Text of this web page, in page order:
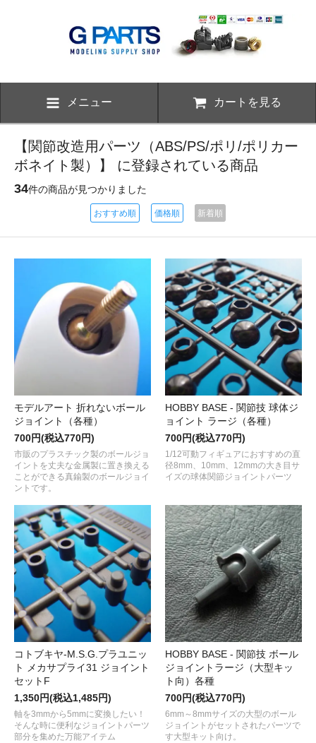
メニュー カートを見る
【関節改造用パーツ（ABS/PS/ポリ/ポリカー
ボネイト製）】 に登録されている商品
34件の商品が見つかりました
おすすめ順 価格順 新着順
モデルアート 折れないボール
ジョイント（各種）
700円(税込770円)
市販のプラスチック製のボールジョ
イントを丈夫な金属製に置き換える
ことができる真鍮製のボールジョイ
ントです。
HOBBY BASE - 関節技 球体ジ
ョイント ラージ（各種）
700円(税込770円)
1/12可動フィギュアにおすすめの直
径8mm、10mm、12mmの大き目サ
イズの球体関節ジョイントパーツ
コトブキヤ-M.S.G.プラユニッ
ト メカサプライ31 ジョイント
セットF
1,350円(税込1,485円)
軸を3mmから5mmに変換したい！
そんな時に便利なジョイントパーツ
部分を集めた万能アイテム
HOBBY BASE - 関節技 ボール
ジョイントラージ（大型キッ
ト向）各種
700円(税込770円)
6mm～8mmサイズの大型のボール
ジョイントがセットされたパーツで
す大型キット向け。